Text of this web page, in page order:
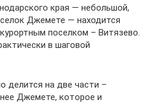
края — небольшой,
Джемете — находится
поселком – Витязево.
в шаговой
делится на две части –
Джемете, которое и